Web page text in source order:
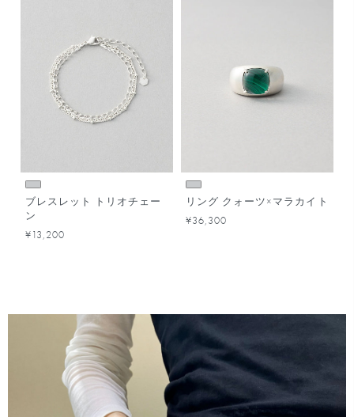
ブレスレット トリオチェー
ン
¥13,200
リング クォーツ×マラカイト
¥36,300